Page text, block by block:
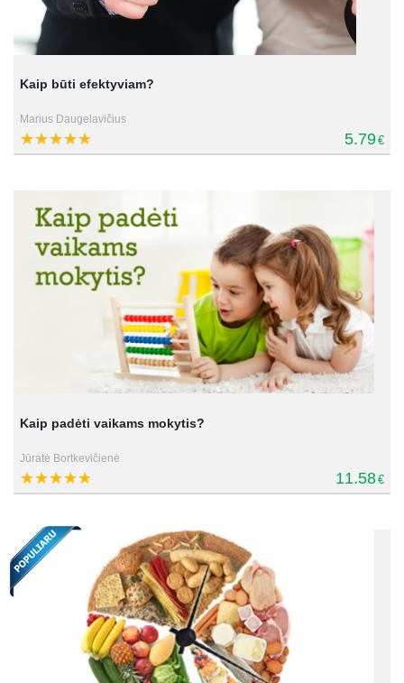
Kaip būti efektyviam?
Marius Daugelavičius
5.79€
Kaip padėti vaikams mokytis?
Jūratė Bortkevičienė
11.58€